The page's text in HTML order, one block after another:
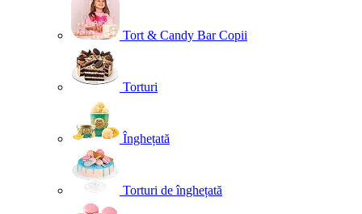
Tort & Candy Bar Copii
Torturi
Înghețată
Torturi de înghețată